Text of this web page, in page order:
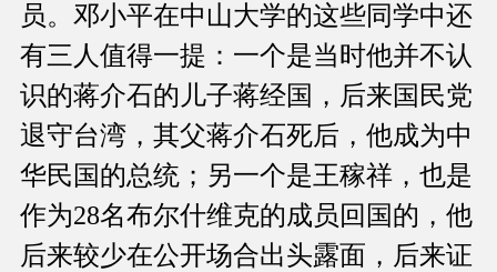
员。邓小平在中山大学的这些同学中还
有三人值得一提：一个是当时他并不认
识的蒋介石的儿子蒋经国，后来国民党
退守台湾，其父蒋介石死后，他成为中
华民国的总统；另一个是王稼祥，也是
作为28名布尔什维克的成员回国的，他
后来较少在公开场合出头露面，后来证